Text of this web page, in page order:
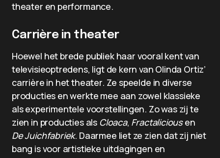
theater en performance.
Carrière in theater
Hoewel het brede publiek haar vooral kent van
televisieoptredens, ligt de kern van Olinda Ortiz’
carrière in het theater. Ze speelde in diverse
producties en werkte mee aan zowel klassieke
als experimentele voorstellingen. Zo was zij te
zien in producties als Cloaca, Fractaliciousen
De Juichfabriek. Daarmee liet ze zien dat zij niet
bang is voor artistieke uitdagingen en